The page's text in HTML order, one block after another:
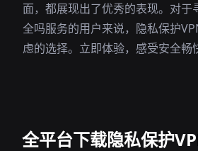
面，都展现出了优秀的表现。对于
全吗服务的用户来说，隐私保护
虑的选择。立即体验，感受安全畅
全平台下载隐私保护